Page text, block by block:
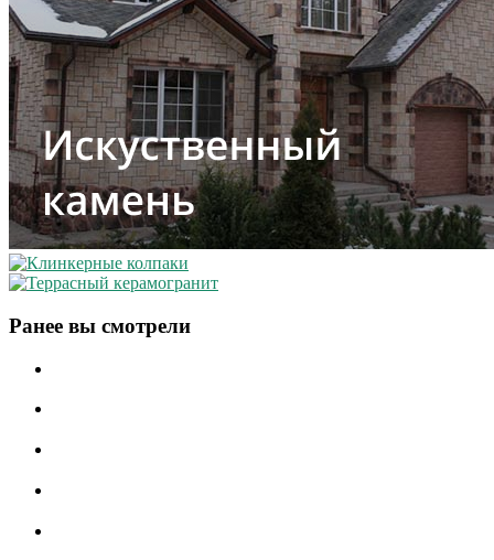
Ранее вы смотрели